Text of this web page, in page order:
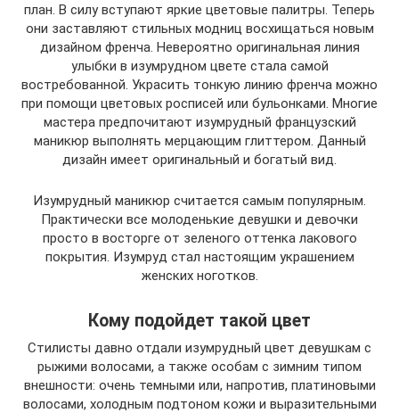
план. В силу вступают яркие цветовые палитры. Теперь
они заставляют стильных модниц восхищаться новым
дизайном френча. Невероятно оригинальная линия
улыбки в изумрудном цвете стала самой
востребованной. Украсить тонкую линию френча можно
при помощи цветовых росписей или бульонками. Многие
мастера предпочитают изумрудный французский
маникюр выполнять мерцающим глиттером. Данный
дизайн имеет оригинальный и богатый вид.
Изумрудный маникюр считается самым популярным.
Практически все молоденькие девушки и девочки
просто в восторге от зеленого оттенка лакового
покрытия. Изумруд стал настоящим украшением
женских ноготков.
Кому подойдет такой цвет
Стилисты давно отдали изумрудный цвет девушкам с
рыжими волосами, а также особам с зимним типом
внешности: очень темными или, напротив, платиновыми
волосами, холодным подтоном кожи и выразительными